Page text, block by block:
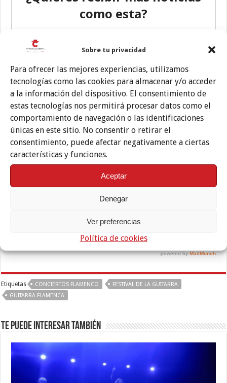
Sobre tu privacidad
Para ofrecer las mejores experiencias, utilizamos
tecnologías como las cookies para almacenar y/o acceder
a la información del dispositivo. El consentimiento de
estas tecnologías nos permitirá procesar datos como el
comportamiento de navegación o las identificaciones
únicas en este sitio. No consentir o retirar el
consentimiento, puede afectar negativamente a ciertas
características y funciones.
Aceptar
Denegar
Ver preferencias
Política de cookies
Etiquetas CONCIERTOS FLAMENCO
FESTIVAL DE LA GUITARRA
GUITARRA FLAMENCA
Te puede interesar también